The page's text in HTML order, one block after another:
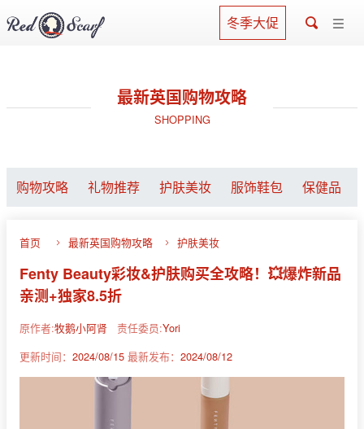
冬季大促
最新英国购物攻略
SHOPPING
购物攻略 礼物推荐 护肤美妆 服饰鞋包 保健品
首页 最新英国购物攻略 护肤美妆
Fenty Beauty彩妆&护肤购买全攻略！💥爆炸新品
亲测+独家8.5折
原作者:牧鹅小阿肾 责任委员:Yori
更新时间： 2024/08/15 最新发布： 2024/08/12